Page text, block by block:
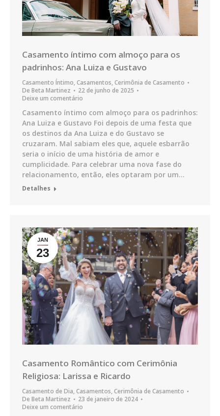
Casamento íntimo com almoço para os
padrinhos: Ana Luiza e Gustavo
Casamento Íntimo,Casamentos,Cerimônia de Casamento
De Beta Martinez
22 de junho de 2025
Deixe um comentário
Casamento íntimo com almoço para os padrinhos:
Ana Luiza e Gustavo Foi depois de uma festa que
os destinos da Ana Luiza e do Gustavo se
cruzaram. Mal sabiam eles que, aquele esbarrão
seria o início de uma história de amor e
cumplicidade. Para celebrar uma nova fase do
relacionamento, então, eles optaram por um…
Detalhes
JAN
23
Casamento Romântico com Cerimônia
Religiosa: Larissa e Ricardo
Casamento de Dia,Casamentos,Cerimônia de Casamento
De Beta Martinez
23 de janeiro de 2024
Deixe um comentário